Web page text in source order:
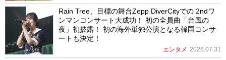
Rain Tree、目標の舞台Zepp DiverCityでの 2ndワ
ンマンコンサート大成功！ 初の全員曲「台風の
夜」初披露！ 初の海外単独公演となる韓国コンサ
ートも決定！
エンタメ 2026.07.31